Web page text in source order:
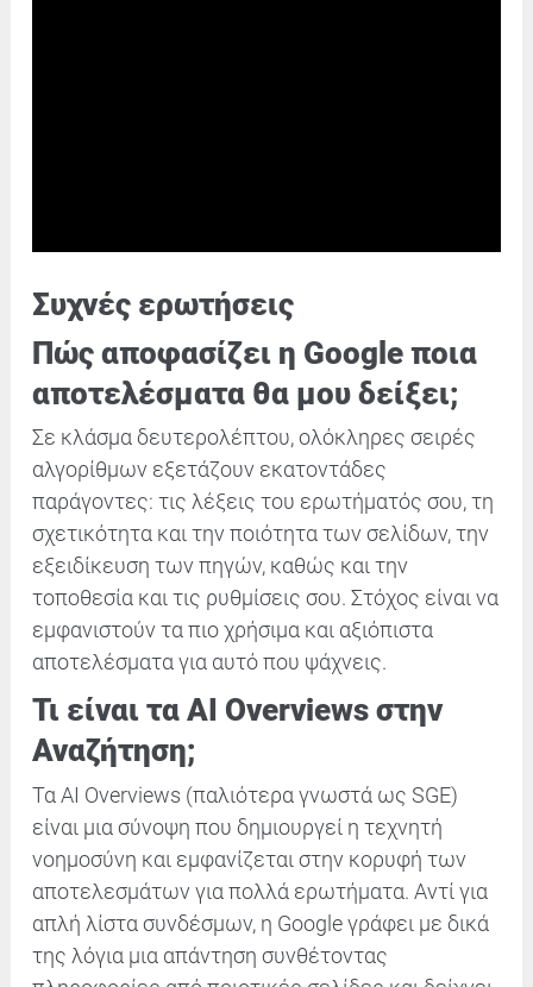
Συχνές ερωτήσεις
Πώς αποφασίζει η Google ποια
αποτελέσματα θα μου δείξει;
Σε κλάσμα δευτερολέπτου, ολόκληρες σειρές
αλγορίθμων εξετάζουν εκατοντάδες
παράγοντες: τις λέξεις του ερωτήματός σου, τη
σχετικότητα και την ποιότητα των σελίδων, την
εξειδίκευση των πηγών, καθώς και την
τοποθεσία και τις ρυθμίσεις σου. Στόχος είναι να
εμφανιστούν τα πιο χρήσιμα και αξιόπιστα
αποτελέσματα για αυτό που ψάχνεις.
Τι είναι τα AI Overviews στην
Αναζήτηση;
Τα AI Overviews (παλιότερα γνωστά ως SGE)
είναι μια σύνοψη που δημιουργεί η τεχνητή
νοημοσύνη και εμφανίζεται στην κορυφή των
αποτελεσμάτων για πολλά ερωτήματα. Αντί για
απλή λίστα συνδέσμων, η Google γράφει με δικά
της λόγια μια απάντηση συνθέτοντας